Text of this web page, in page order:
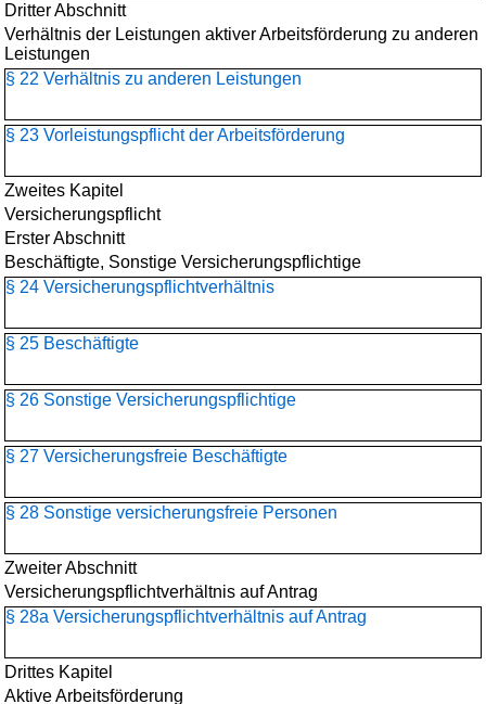
Dritter Abschnitt
Verhältnis der Leistungen aktiver Arbeitsförderung zu anderen
Leistungen
§ 22 Verhältnis zu anderen Leistungen
§ 23 Vorleistungspflicht der Arbeitsförderung
Zweites Kapitel
Versicherungspflicht
Erster Abschnitt
Beschäftigte, Sonstige Versicherungspflichtige
§ 24 Versicherungspflichtverhältnis
§ 25 Beschäftigte
§ 26 Sonstige Versicherungspflichtige
§ 27 Versicherungsfreie Beschäftigte
§ 28 Sonstige versicherungsfreie Personen
Zweiter Abschnitt
Versicherungspflichtverhältnis auf Antrag
§ 28a Versicherungspflichtverhältnis auf Antrag
Drittes Kapitel
Aktive Arbeitsförderung